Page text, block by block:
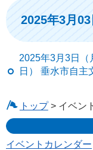
2025年3月
2025年3月3日（
日） 垂水市自主
トップ> イベン
イベントカレンダー